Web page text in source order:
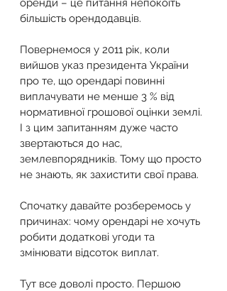
оренди – це питання непокоїть
більшість орендодавців.
Повернемося у 2011 рік, коли
вийшов указ президента України
про те, що орендарі повинні
виплачувати не менше 3 % від
нормативної грошової оцінки землі.
І з цим запитанням дуже часто
звертаються до нас,
землевпорядників. Тому що просто
не знають, як захистити свої права.
Спочатку давайте розберемось у
причинах: чому орендарі не хочуть
робити додаткові угоди та
змінювати відсоток виплат.
Тут все доволі просто. Першою